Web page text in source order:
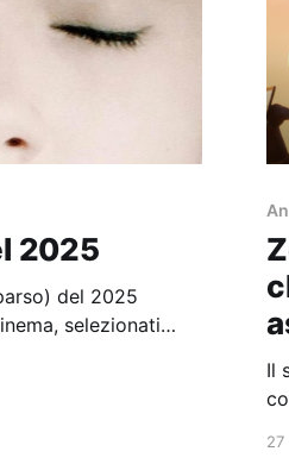
2025
del 2025
selezionati
Il
27